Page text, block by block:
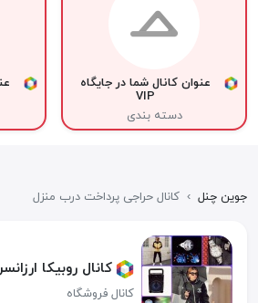
عنوان کانال شما در جایگاه
VIP
دسته بندی
جوین چنل › کانال حراجی پرداخت درب منزل
کانال روبیکا
کانال فروشگاه